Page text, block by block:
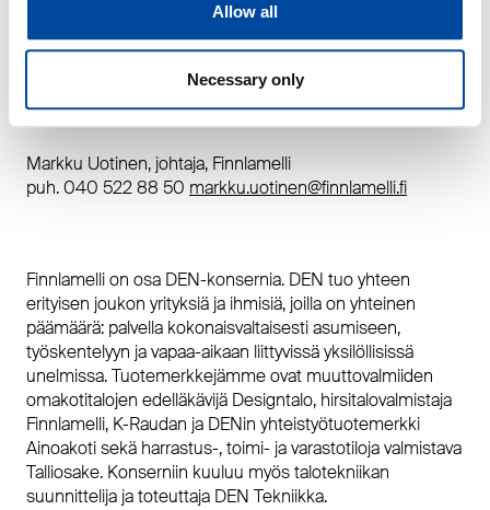
Allow all
Necessary only
hirsirakennukset ovat sisäolosuhteiltaan ylivoimaisia,
hengittäviä ja luonnonmukaisia koteja”, hehkuttaa
Lisätiedot:
Markku Uotinen, johtaja, Finnlamelli
puh. 040 522 88 50 if.illemalnnif@nenitou.ukkram
Finnlamelli on osa DEN-konsernia. DEN tuo yhteen
erityisen joukon yrityksiä ja ihmisiä, joilla on yhteinen
päämäärä: palvella kokonaisvaltaisesti asumiseen,
työskentelyyn ja vapaa-aikaan liittyvissä yksilöllisissä
unelmissa. Tuotemerkkejämme ovat muuttovalmiiden
omakotitalojen edelläkävijä Designtalo, hirsitalovalmistaja
Finnlamelli, K-Raudan ja DENin yhteistyötuotemerkki
Ainoakoti sekä harrastus-, toimi- ja varastotiloja valmistava
Talliosake. Konserniin kuuluu myös talotekniikan
suunnittelija ja toteuttaja DEN Tekniikka.